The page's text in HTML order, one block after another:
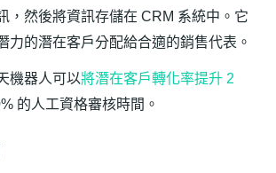
，然後將資訊存儲在 CRM 系統中。它
力的潛在客戶分配給合適的銷售代表。
機器人可以將潛在客戶轉化率提升 2
的人工資格審核時間。